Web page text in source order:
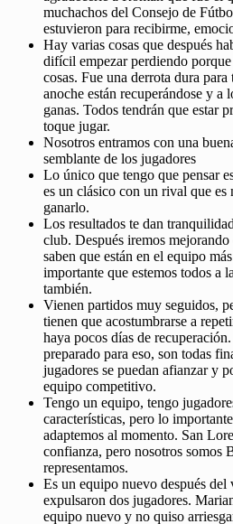
muchachos del Consejo de
estuvieron para recibirme,
Hay varias cosas que después
difícil empezar perdiendo
cosas. Fue una derrota dura
anoche están recuperándose y a
ganas. Todos tendrán que estar
toque jugar.
Nosotros entramos con una
semblante de los jugadores
Lo único que tengo que pensar
es un clásico con un rival que
ganarlo.
Los resultados te dan
club. Después iremos
saben que están en el equipo
importante que estemos todos a
también.
Vienen partidos muy seguidos,
tienen que acostumbrarse a
haya pocos días de
preparado para eso, son todas
jugadores se puedan afianzar y
equipo competitivo.
Tengo un equipo, tengo
características, pero lo
adaptemos al momento. San
confianza, pero nosotros somos
representamos.
Es un equipo nuevo después del
expulsaron dos jugadores.
equipo nuevo y no quiso